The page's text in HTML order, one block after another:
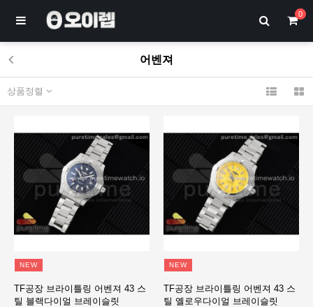
0
어벤져
상품정렬
NEW
TF공장 브라이틀링 어벤져 43 스
틸 블랙다이얼 브레이슬릿
NEW
TF공장 브라이틀링 어벤져 43 스
틸 옐로우다이얼 브레이슬릿